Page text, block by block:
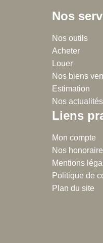
Chalton
38 rue
42300
Nos
Nos outils
Acheter
Louer
Nos biens
Estimation
Nos actualités
Liens
Mon compte
Nos
Mentions
Politique de
Plan du site